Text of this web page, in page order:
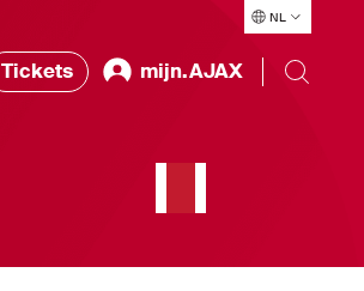
NL
Tickets mijn.AJAX